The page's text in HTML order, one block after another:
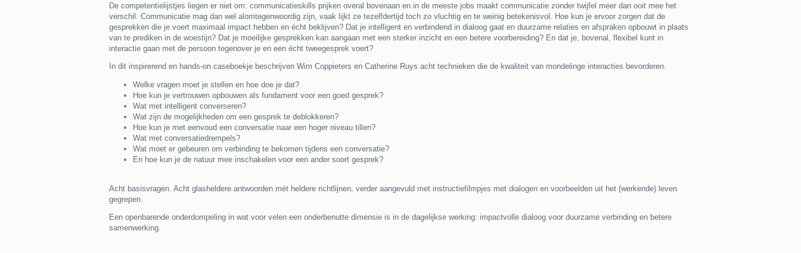
De competentielijstjes liegen er niet om: communicatieskills prijken overal bovenaan en in de meeste jobs maakt communicatie zonder twijfel meer dan ooit mee het
verschil. Communicatie mag dan wel alomtegenwoordig zijn, vaak lijkt ze tezelfdertijd toch zo vluchtig en te weinig betekenisvol. Hoe kun je ervoor zorgen dat de
gesprekken die je voert maximaal impact hebben en écht beklijven? Dat je intelligent en verbindend in dialoog gaat en duurzame relaties en afspraken opbouwt in plaats
van te prediken in de woestijn? Dat je moeilijke gesprekken kan aangaan met een sterker inzicht en een betere voorbereiding? En dat je, bovenal, flexibel kunt in
interactie gaan met de persoon tegenover je en een écht tweegesprek voert?
In dit inspirerend en hands-on caseboekje beschrijven Wim Coppieters en Catherine Ruys acht technieken die de kwaliteit van mondelinge interacties bevorderen.
Welke vragen moet je stellen en hoe doe je dat?
Hoe kun je vertrouwen opbouwen als fundament voor een goed gesprek?
Wat met intelligent converseren?
Wat zijn de mogelijkheden om een gesprek te deblokkeren?
Hoe kun je met eenvoud een conversatie naar een hoger niveau tillen?
Wat met conversatiedrempels?
Wat moet er gebeuren om verbinding te bekomen tijdens een conversatie?
En hoe kun je de natuur mee inschakelen voor een ander soort gesprek?
Acht basisvragen. Acht glasheldere antwoorden mét heldere richtlijnen, verder aangevuld met instructiefilmpjes met dialogen en voorbeelden uit het (werkende) leven
gegrepen.
Een openbarende onderdompeling in wat voor velen een onderbenutte dimensie is in de dagelijkse werking: impactvolle dialoog voor duurzame verbinding en betere
samenwerking.